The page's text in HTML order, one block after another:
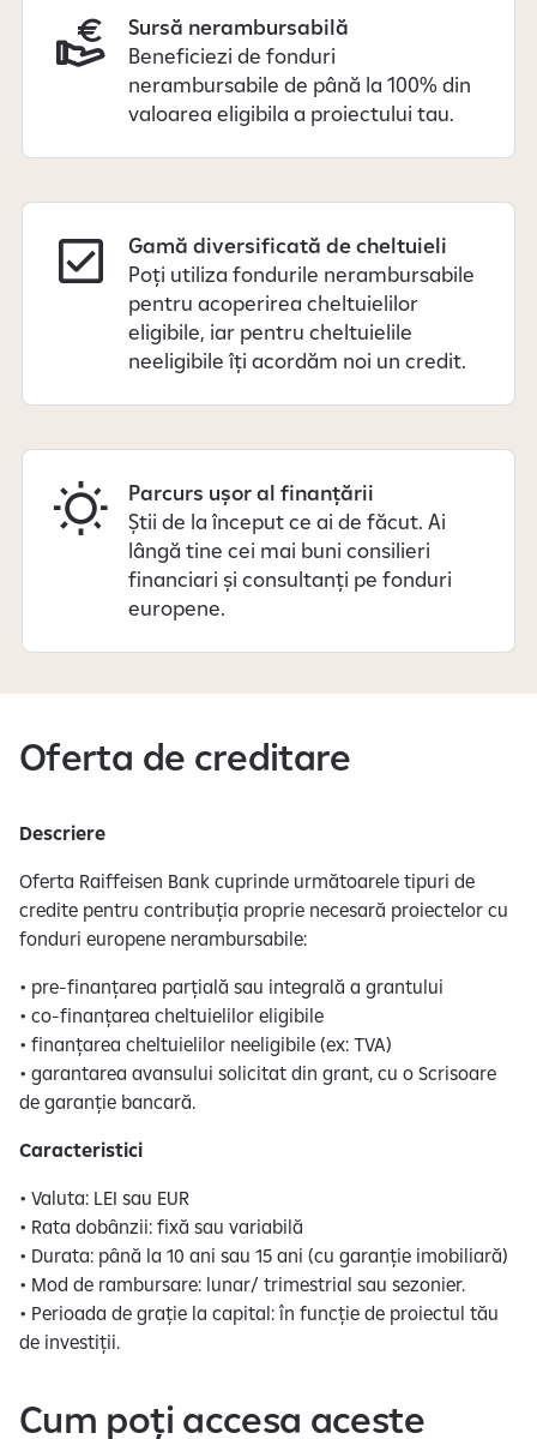
r
a
t
r
e
o
n
a
l
Sursă nerambursabilă
Beneficiezi de fonduri
nerambursabile de până la 100% din
valoarea eligibila a proiectului tau.
Gamă diversificată de cheltuieli
Poți utiliza fondurile nerambursabile
pentru acoperirea cheltuielilor
eligibile, iar pentru cheltuielile
neeligibile îți acordăm noi un credit.
Parcurs ușor al finanțării
Știi de la început ce ai de făcut. Ai
lângă tine cei mai buni consilieri
financiari și consultanți pe fonduri
europene.
Oferta de creditare
Descriere
Oferta Raiffeisen Bank cuprinde următoarele tipuri de
credite pentru contribuția proprie necesară proiectelor cu
fonduri europene nerambursabile:
• pre-finanțarea parțială sau integrală a grantului
• co-finanțarea cheltuielilor eligibile
• finanțarea cheltuielilor neeligibile (ex: TVA)
• garantarea avansului solicitat din grant, cu o Scrisoare
de garanție bancară.
Caracteristici
• Valuta: LEI sau EUR
• Rata dobânzii: fixă sau variabilă
• Durata: până la 10 ani sau 15 ani (cu garanție imobiliară)
• Mod de rambursare: lunar/ trimestrial sau sezonier.
• Perioada de grație la capital: în funcție de proiectul tău
de investiții.
Cum poți accesa aceste